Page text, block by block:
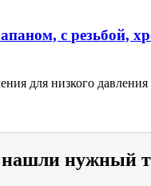
с резьбой,
для низкого давления
нужный